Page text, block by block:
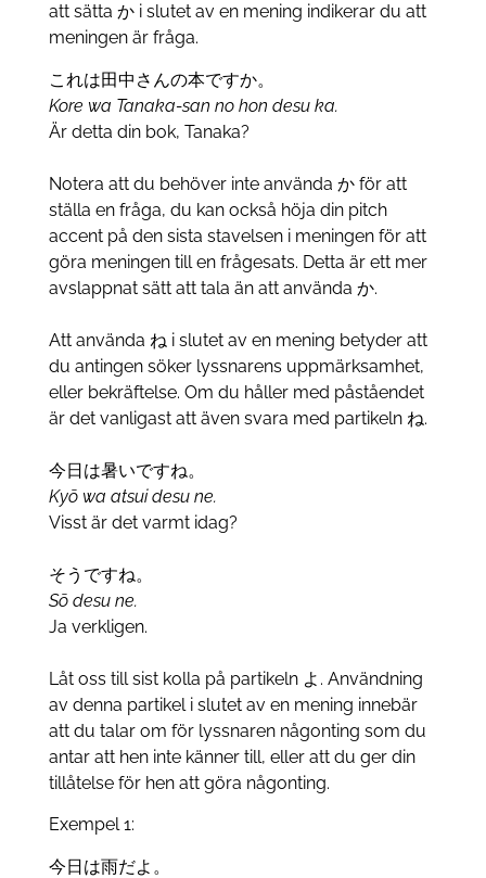
att sätta か i slutet av en mening indikerar du att
meningen är fråga.
これは田中さんの本ですか。
Kore wa Tanaka-san no hon desu ka.
Är detta din bok, Tanaka?
Notera att du behöver inte använda か för att
ställa en fråga, du kan också höja din pitch
accent på den sista stavelsen i meningen för att
göra meningen till en frågesats. Detta är ett mer
avslappnat sätt att tala än att använda か.
Att använda ね i slutet av en mening betyder att
du antingen söker lyssnarens uppmärksamhet,
eller bekräftelse. Om du håller med påståendet
är det vanligast att även svara med partikeln ね.
今日は暑いですね。
Kyō wa atsui desu ne.
Visst är det varmt idag?
そうですね。
Sō desu ne.
Ja verkligen.
Låt oss till sist kolla på partikeln よ. Användning
av denna partikel i slutet av en mening innebär
att du talar om för lyssnaren någonting som du
antar att hen inte känner till, eller att du ger din
tillåtelse för hen att göra någonting.
Exempel 1:
今日は雨だよ。